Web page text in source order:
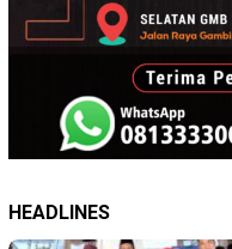
HEADLINES